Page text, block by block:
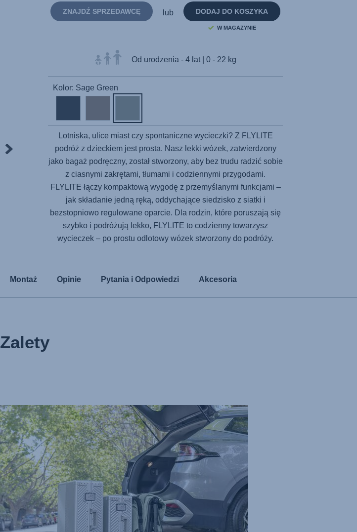
strony.
DODAJ DO KOSZYKA
W MAGAZYNIE
lub
ZNAJDŹ SPRZEDAWCĘ
Od urodzenia - 4 lat | 0 - 22 kg
Kolor: Sage Green
Lotniska, ulice miast czy spontaniczne wycieczki? Z FLYLITE
podróż z dzieckiem jest prosta. Nasz lekki wózek, zatwierdzony
jako bagaż podręczny, został stworzony, aby bez trudu radzić sobie
z ciasnymi zakrętami, tłumami i codziennymi przygodami.
FLYLITE łączy kompaktową wygodę z przemyślanymi funkcjami –
jak składanie jedną ręką, oddychające siedzisko z siatki i
bezstopniowo regulowane oparcie. Dla rodzin, które poruszają się
szybko i podróżują lekko, FLYLITEto codzienny towarzysz
wycieczek – po prostu odlotowy wózek stworzony do podróży.
Montaż Opinie Pytania i Odpowiedzi Akcesoria
Zalety